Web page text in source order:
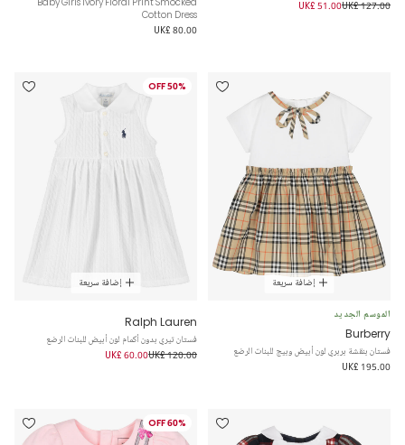
UK£ 127.00
UK£ 51.00
Cotton Dress
UK£ 80.00
إضافة سريعة
الموسم الجديد
Burberry
فستان بنقشة بربري لون أبيض وبيج للبنات الرضع
UK£ 195.00
50% OFF
إضافة سريعة
Ralph Lauren
فستان تيري بدون أكمام لون أبيض للبنات الرضع
UK£ 120.00
UK£ 60.00
60% OFF